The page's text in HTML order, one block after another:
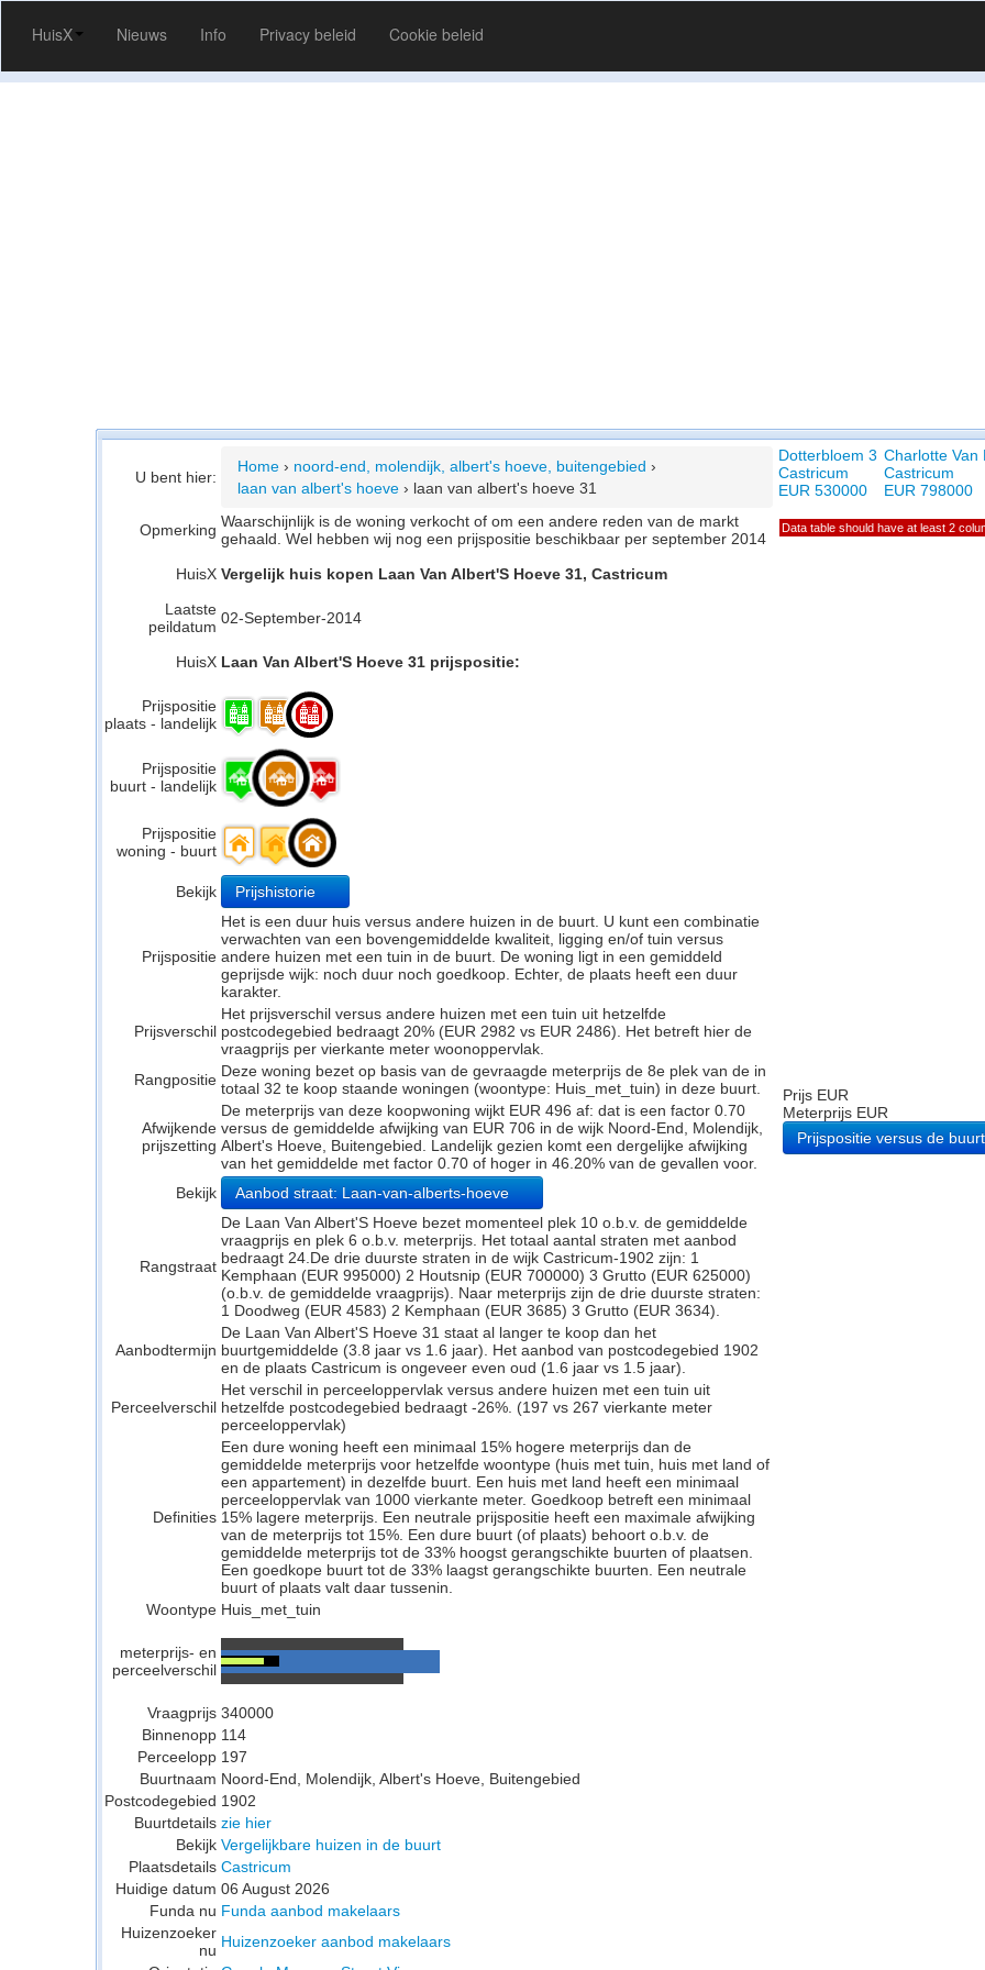
HuisX Nieuws Info Privacy beleid Cookie beleid
U bent hier:
Home › noord-end, molendijk, albert's hoeve, buitengebied ›
laan van albert's hoeve › laan van albert's hoeve 31
Opmerking Waarschijnlijk is de woning verkocht of om een andere reden van de markt
gehaald. Wel hebben wij nog een prijspositie beschikbaar per september 2014
HuisX Vergelijk huis kopen Laan Van Albert'S Hoeve 31, Castricum
Laatste
peildatum 02-September-2014
HuisX Laan Van Albert'S Hoeve 31 prijspositie:
Prijspositie
plaats - landelijk
Prijspositie
buurt - landelijk
Prijspositie
woning - buurt
Bekijk Prijshistorie
Prijspositie
Het is een duur huis versus andere huizen in de buurt. U kunt een combinatie
verwachten van een bovengemiddelde kwaliteit, ligging en/of tuin versus
andere huizen met een tuin in de buurt. De woning ligt in een gemiddeld
geprijsde wijk: noch duur noch goedkoop. Echter, de plaats heeft een duur
karakter.
Prijsverschil
Het prijsverschil versus andere huizen met een tuin uit hetzelfde
postcodegebied bedraagt 20% (EUR 2982 vs EUR 2486). Het betreft hier de
vraagprijs per vierkante meter woonoppervlak.
Rangpositie Deze woning bezet op basis van de gevraagde meterprijs de 8e plek van de in
totaal 32 te koop staande woningen (woontype: Huis_met_tuin) in deze buurt.
Afwijkende
prijszetting
De meterprijs van deze koopwoning wijkt EUR 496 af: dat is een factor 0.70
versus de gemiddelde afwijking van EUR 706 in de wijk Noord-End, Molendijk,
Albert's Hoeve, Buitengebied. Landelijk gezien komt een dergelijke afwijking
van het gemiddelde met factor 0.70 of hoger in 46.20% van de gevallen voor.
Bekijk
Aanbod straat: Laan-van-alberts-hoeve
Rangstraat
De Laan Van Albert'S Hoeve bezet momenteel plek 10 o.b.v. de gemiddelde
vraagprijs en plek 6 o.b.v. meterprijs. Het totaal aantal straten met aanbod
bedraagt 24.De drie duurste straten in de wijk Castricum-1902 zijn: 1
Kemphaan (EUR 995000) 2 Houtsnip (EUR 700000) 3 Grutto (EUR 625000)
(o.b.v. de gemiddelde vraagprijs). Naar meterprijs zijn de drie duurste straten:
1 Doodweg (EUR 4583) 2 Kemphaan (EUR 3685) 3 Grutto (EUR 3634).
Aanbodtermijn
De Laan Van Albert'S Hoeve 31 staat al langer te koop dan het
buurtgemiddelde (3.8 jaar vs 1.6 jaar). Het aanbod van postcodegebied 1902
en de plaats Castricum is ongeveer even oud (1.6 jaar vs 1.5 jaar).
Perceelverschil
Het verschil in perceeloppervlak versus andere huizen met een tuin uit
hetzelfde postcodegebied bedraagt -26%. (197 vs 267 vierkante meter
perceeloppervlak)
Definities
Een dure woning heeft een minimaal 15% hogere meterprijs dan de
gemiddelde meterprijs voor hetzelfde woontype (huis met tuin, huis met land of
een appartement) in dezelfde buurt. Een huis met land heeft een minimaal
perceeloppervlak van 1000 vierkante meter. Goedkoop betreft een minimaal
15% lagere meterprijs. Een neutrale prijspositie heeft een maximale afwijking
van de meterprijs tot 15%. Een dure buurt (of plaats) behoort o.b.v. de
gemiddelde meterprijs tot de 33% hoogst gerangschikte buurten of plaatsen.
Een goedkope buurt tot de 33% laagst gerangschikte buurten. Een neutrale
buurt of plaats valt daar tussenin.
Woontype Huis_met_tuin
meterprijs- en
perceelverschil
Vraagprijs 340000
Binnenopp 114
Perceelopp 197
Buurtnaam Noord-End, Molendijk, Albert's Hoeve, Buitengebied
Postcodegebied 1902
Buurtdetails zie hier
Bekijk Vergelijkbare huizen in de buurt
Plaatsdetails Castricum
Huidige datum 06 August 2026
Funda nu Funda aanbod makelaars
Huizenzoeker
nu Huizenzoeker aanbod makelaars
Dotterbloem 3
Castricum
EUR 530000
Charlotte Van
Castricum
EUR 798000
Data table should have at least 2
Prijs EUR
Meterprijs EUR
Prijspositie versus de buurt